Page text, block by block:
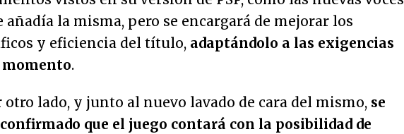
añadía la misma, pero se encargará de mejorar los
y eficiencia del título, adaptándolo a las exigencias
momento.
otro lado, y junto al nuevo lavado de cara del mismo, se
que el juego contará con la posibilidad de